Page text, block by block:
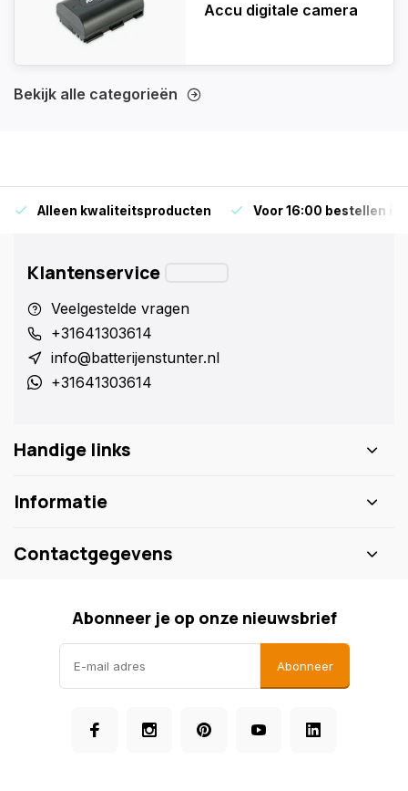
Accu digitale camera
Bekijk alle categorieën
Alleen kwaliteitsproducten Voor 16:00 bestellen is
Klantenservice
Veelgestelde vragen
+31641303614
info@batterijenstunter.nl
+31641303614
Handige links
Informatie
Contactgegevens
Abonneer je op onze nieuwsbrief
Abonneer